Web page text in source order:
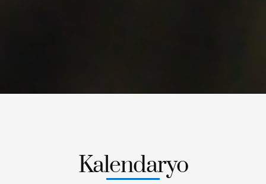
Kalendaryo